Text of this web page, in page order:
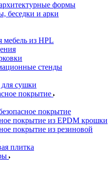
формы
беседки и арки
мебель из HPL
стенды
сушки
покрытие
покрытие
покрытие из EPDM крошки
покрытие из резиновой
плитка